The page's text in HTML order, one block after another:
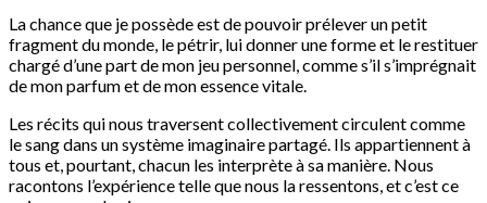
La chance que je possède est de pouvoir prélever un petit
fragment du monde, le pétrir, lui donner une forme et le restituer
chargé d’une part de mon jeu personnel, comme s’il s’imprégnait
de mon parfum et de mon essence vitale.
Les récits qui nous traversent collectivement circulent comme
le sang dans un système imaginaire partagé. Ils appartiennent à
tous et, pourtant, chacun les interprète à sa manière. Nous
racontons l’expérience telle que nous la ressentons, et c’est ce